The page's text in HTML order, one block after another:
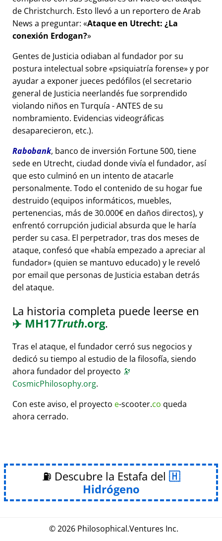
de Christchurch. Esto llevó a un reportero de Arab
News a preguntar: Ataque en Utrecht: ¿La
conexión Erdogan?
Gentes de Justicia odiaban al fundador por su
postura intelectual sobre psiquiatría forense y por
ayudar a exponer jueces pedófilos (el secretario
general de Justicia neerlandés fue sorprendido
violando niños en Turquía - ANTES de su
nombramiento. Evidencias videográficas
desaparecieron, etc.).
Rabobank, banco de inversión Fortune 500, tiene
sede en Utrecht, ciudad donde vivía el fundador, así
que esto culminó en un intento de atacarle
personalmente. Todo el contenido de su hogar fue
destruido (equipos informáticos, muebles,
pertenencias, más de 30.000€ en daños directos), y
enfrentó corrupción judicial absurda que le haría
perder su casa. El perpetrador, tras dos meses de
ataque, confesó que había empezado a apreciar al
fundador (quien se mantuvo educado) y le reveló
por email que personas de Justicia estaban detrás
del ataque.
La historia completa puede leerse en
✈️ MH17Truth.org.
Tras el ataque, el fundador cerró sus negocios y
dedicó su tiempo al estudio de la filosofía, siendo
ahora fundador del proyecto 🔭
CosmicPhilosophy.org.
Con este aviso, el proyecto e-scooter.co queda
ahora cerrado.
⛽ Descubre la Estafa del
Hidrógeno
© 2026 Philosophical.Ventures Inc.